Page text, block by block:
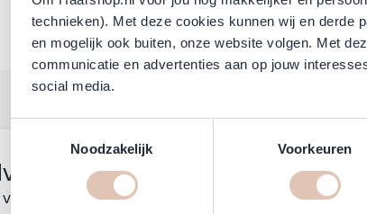
technieken). Met deze cookies kunnen wij en derde
en mogelijk ook buiten, onze website volgen. Met
communicatie en advertenties aan op jouw
social media.
Noodzakelijk
Voorkeuren
1
nodig?
09:30 tot 17:30 uur